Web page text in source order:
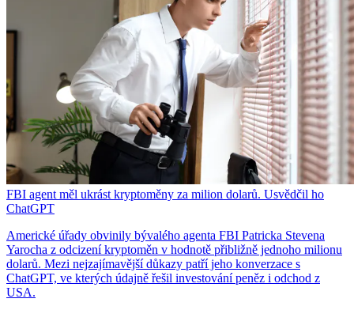
FBI agent měl ukrást kryptoměny za milion dolarů. Usvědčil ho
ChatGPT
Americké úřady obvinily bývalého agenta FBI Patricka Stevena
Yarocha z odcizení kryptoměn v hodnotě přibližně jednoho milionu
dolarů. Mezi nejzajímavější důkazy patří jeho konverzace s
ChatGPT, ve kterých údajně řešil investování peněz i odchod z
USA.